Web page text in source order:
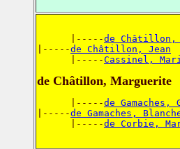
      |-----
de Châtillon,
|-----de Châtillon, Jean
      |-----
Cassinel,
de Châtillon, Marguerite
      |-----
de Gamaches,
|-----de Gamaches,
      |-----
de Corbie,